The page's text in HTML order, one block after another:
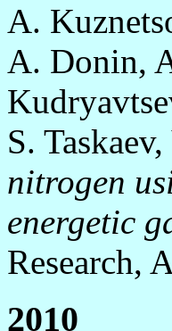
A.
A. Donin,
S.
nitrogen
energetic
Research,
2010